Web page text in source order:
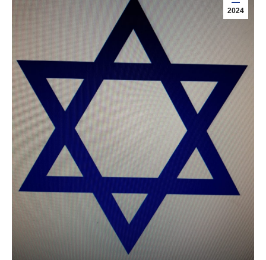
2024